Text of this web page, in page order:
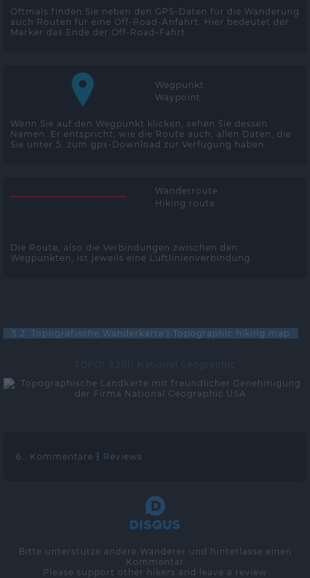
Oftmals finden Sie neben den GPS-Daten für die Wanderung
auch Routen für eine Off-Road-Anfahrt. Hier bedeutet der
Marker das Ende der Off-Road-Fahrt.
Wegpunkt
Waypoint
Wenn Sie auf den Wegpunkt klicken, sehen Sie dessen
Namen. Er entspricht, wie die Route auch, allen Daten, die
Sie unter 5. zum gpx-Download zur Verfügung haben.
Wanderroute
Hiking route
Die Route, also die Verbindungen zwischen den
Wegpunkten, ist jeweils eine Luftlinienverbindung.
5.2 Topografische Wanderkarte | Topographic hiking map
TOPO! ©2011 National Geographic
6. Kommentare Reviews
Bitte unterstütze andere Wanderer und hinterlasse einen
Kommentar
Please support other hikers and leave a review